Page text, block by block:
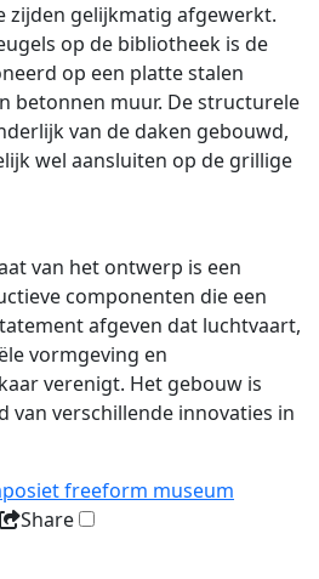
zijden gelijkmatig afgewerkt.
op de bibliotheek is de
op een platte stalen
betonnen muur. De structurele
van de daken gebouwd,
wel aansluiten op de grillige
van het ontwerp is een
componenten die een
afgeven dat luchtvaart,
vormgeving en
verenigt. Het gebouw is
van verschillende innovaties in
freeform museum
Share